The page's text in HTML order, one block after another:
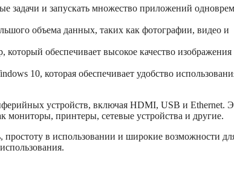
задачи и запускать множество приложений
объема данных, таких как фотографии, видео и
обеспечивает высокое качество изображения
10, которая обеспечивает удобство
устройств, включая HDMI, USB и Ethernet.
мониторы, принтеры, сетевые устройства и другие.
в использовании и широкие возможности